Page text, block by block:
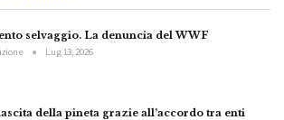
selvaggio. La denuncia del WWF
Lug 13, 2026
della pineta grazie all’accordo tra enti